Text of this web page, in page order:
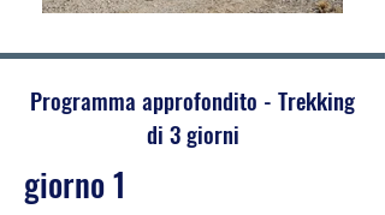
Programma approfondito - Trekking
di 3 giorni
giorno 1